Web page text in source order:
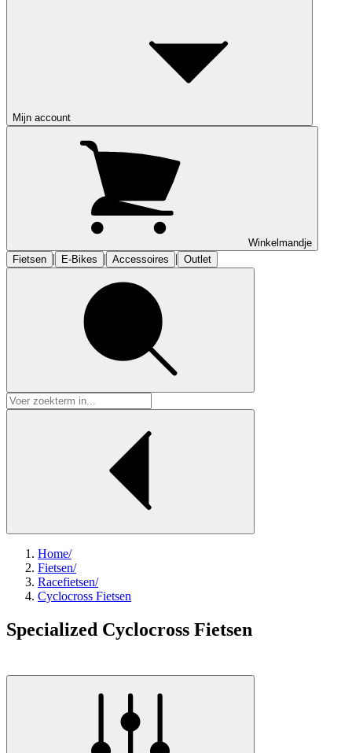
Mijn account
Winkelmandje
Fietsen | E-Bikes | Accessoires | Outlet
Home/
Fietsen/
Racefietsen/
Cyclocross Fietsen
Specialized Cyclocross Fietsen